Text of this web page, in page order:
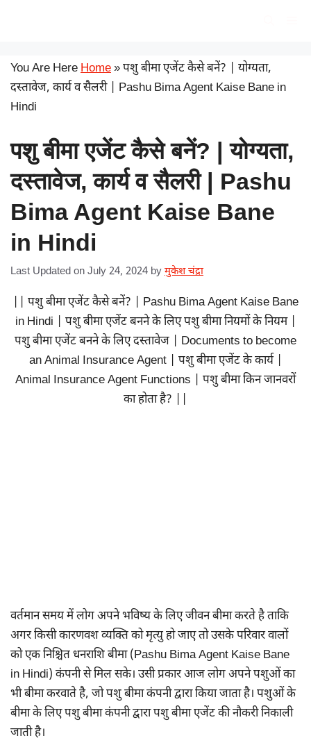
You Are HereHome»पशु बीमा एजेंट कैसे बनें? | योग्यता,
दस्तावेज, कार्य व सैलरी | Pashu Bima Agent Kaise Bane in
Hindi
पशु बीमा एजेंट कैसे बनें? | योग्यता,
दस्तावेज, कार्य व सैलरी | Pashu
Bima Agent Kaise Bane
in Hindi
Last Updated on July 24, 2024 by मुकेश चंद्रा
|| पशु बीमा एजेंट कैसे बनें? | Pashu Bima Agent Kaise Bane
in Hindi | पशु बीमा एजेंट बनने के लिए पशु बीमा नियमों के नियम |
पशु बीमा एजेंट बनने के लिए दस्तावेज | Documents to become
an Animal Insurance Agent | पशु बीमा एजेंट के कार्य |
Animal Insurance Agent Functions | पशु बीमा किन जानवरों
का होता है? ||
वर्तमान समय में लोग अपने भविष्य के लिए जीवन बीमा करते है ताकि
अगर किसी कारणवश व्यक्ति को मृत्यु हो जाए तो उसके परिवार वालों
को एक निश्चित धनराशि बीमा (Pashu Bima Agent Kaise Bane
in Hindi) कंपनी से मिल सके। उसी प्रकार आज लोग अपने पशुओं का
भी बीमा करवाते है, जो पशु बीमा कंपनी द्वारा किया जाता है। पशुओं के
बीमा के लिए पशु बीमा कंपनी द्वारा पशु बीमा एजेंट की नौकरी निकाली
जाती है।